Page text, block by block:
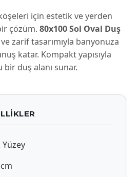
için estetik ve yerden
çözüm. 80x100 Sol Oval Duş
zarif tasarımıyla banyonuza
katar. Kompakt yapısıyla
duş alanı sunar.
Yüzey